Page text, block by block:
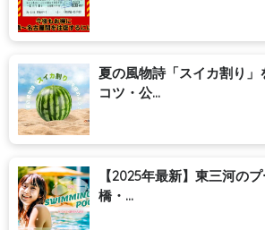
夏の風物詩「スイカ割り」
コツ・公...
【2025年最新】東三河の
橋・...